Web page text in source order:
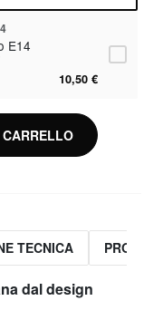
E14
10,50 €
TECNICA
dal design